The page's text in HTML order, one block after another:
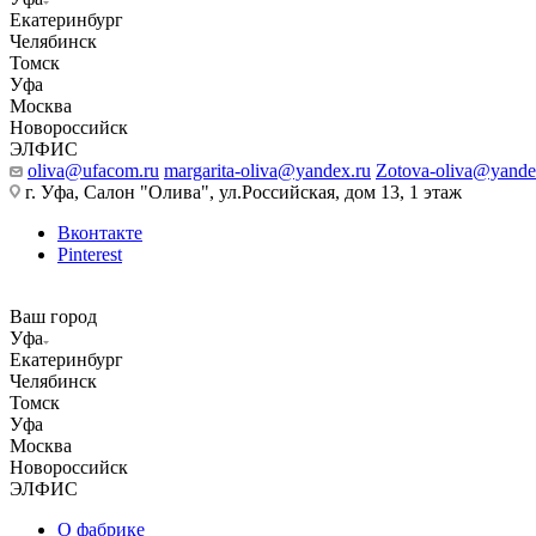
Екатеринбург
Челябинск
Томск
Уфа
Москва
Новороссийск
ЭЛФИС
oliva@ufacom.ru margarita-oliva@yandex.ru Zotova-
г. Уфа, Салон "Олива", ул.Российская, дом 13, 1 этаж
Вконтакте
Pinterest
Ваш город
Уфа
Екатеринбург
Челябинск
Томск
Уфа
Москва
Новороссийск
ЭЛФИС
О фабрике